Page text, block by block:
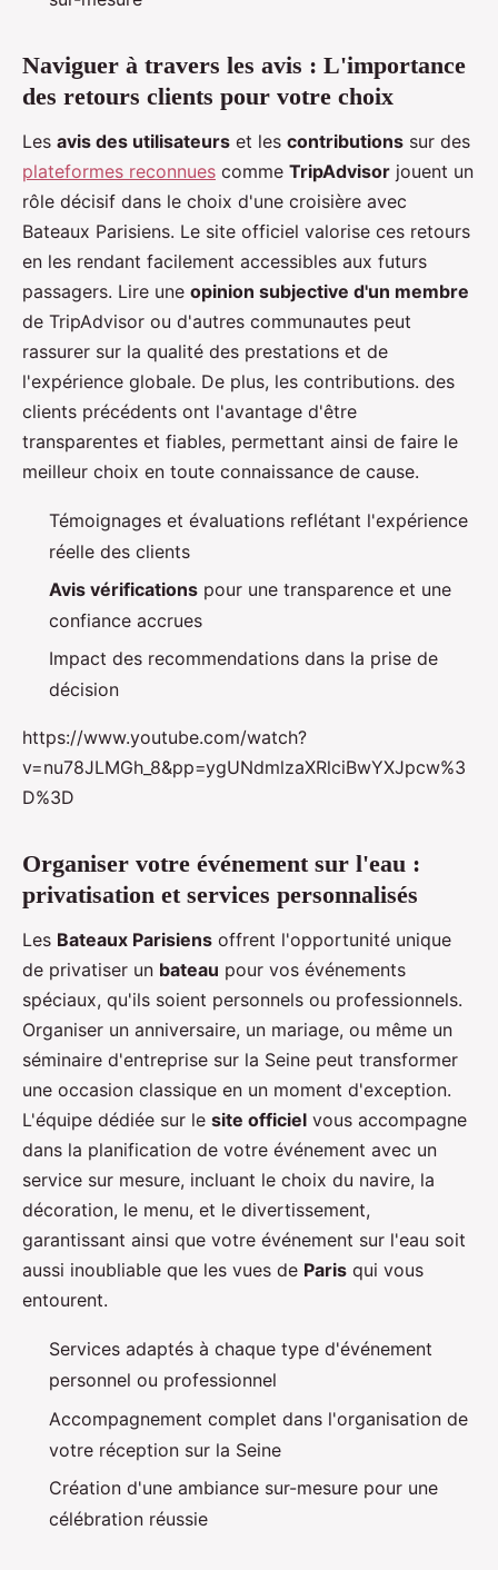
Naviguer à travers les avis : L'importance
des retours clients pour votre choix
Les avis des utilisateurs et les contributions sur des
plateformes reconnues comme TripAdvisor jouent un
rôle décisif dans le choix d'une croisière avec
Bateaux Parisiens. Le site officiel valorise ces retours
en les rendant facilement accessibles aux futurs
passagers. Lire une opinion subjective d'un membre
de TripAdvisor ou d'autres communautes peut
rassurer sur la qualité des prestations et de
l'expérience globale. De plus, les contributions. des
clients précédents ont l'avantage d'être
transparentes et fiables, permettant ainsi de faire le
meilleur choix en toute connaissance de cause.
Témoignages et évaluations reflétant l'expérience
réelle des clients
Avis vérifications pour une transparence et une
confiance accrues
Impact des recommendations dans la prise de
décision
https://www.youtube.com/watch?
v=nu78JLMGh_8&pp=ygUNdmlzaXRlciBwYXJpcw%3
D%3D
Organiser votre événement sur l'eau :
privatisation et services personnalisés
Les Bateaux Parisiens offrent l'opportunité unique
de privatiser un bateau pour vos événements
spéciaux, qu'ils soient personnels ou professionnels.
Organiser un anniversaire, un mariage, ou même un
séminaire d'entreprise sur la Seine peut transformer
une occasion classique en un moment d'exception.
L'équipe dédiée sur le site officiel vous accompagne
dans la planification de votre événement avec un
service sur mesure, incluant le choix du navire, la
décoration, le menu, et le divertissement,
garantissant ainsi que votre événement sur l'eau soit
aussi inoubliable que les vues de Paris qui vous
entourent.
Services adaptés à chaque type d'événement
personnel ou professionnel
Accompagnement complet dans l'organisation de
votre réception sur la Seine
Création d'une ambiance sur-mesure pour une
célébration réussie